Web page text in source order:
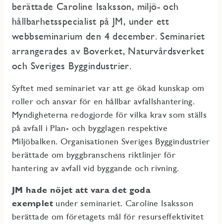
berättade Caroline Isaksson, miljö- och
hållbarhetsspecialist på JM, under ett
webbseminarium den 4 december. Seminariet
arrangerades av Boverket, Naturvårdsverket
och Sveriges Byggindustrier.
Syftet med seminariet var att ge ökad kunskap om
roller och ansvar för en hållbar avfallshantering.
Myndigheterna redogjorde för vilka krav som ställs
på avfall i Plan- och bygglagen respektive
Miljöbalken. Organisationen Sveriges Byggindustrier
berättade om byggbranschens riktlinjer för
hantering av avfall vid byggande och rivning.
JM hade nöjet att vara det goda
exempletunder seminariet. Caroline Isaksson
berättade om företagets mål för resurseffektivitet